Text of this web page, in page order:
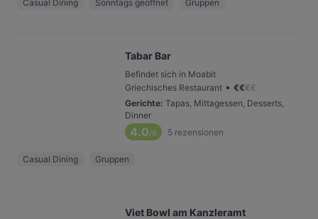
Casual Dining Sonntags geöffnet Gruppen
Tabar Bar
Befindet sich in Moabit
Griechisches Restaurant • €€€€
Gerichte: Tapas, Mittagessen, Desserts,
Dinner
4.0/6 5 rezensionen
Casual Dining Gruppen
Viet Bowl am Kanzleramt